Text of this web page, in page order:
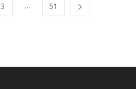
3 ... 51